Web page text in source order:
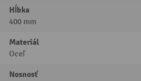
Hĺbka
400 mm
Materiál
Oceľ
Nosnosť